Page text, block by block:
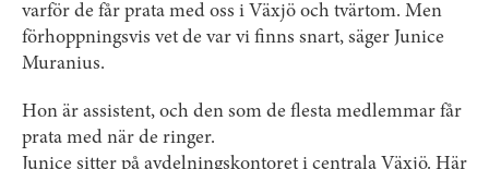
varför de får prata med oss i Växjö och tvärtom. Men
förhoppningsvis vet de var vi finns snart, säger Junice
Muranius.
Hon är assistent, och den som de flesta medlemmar får
prata med när de ringer.
Junice sitter på avdelningskontoret i centrala Växjö. Här